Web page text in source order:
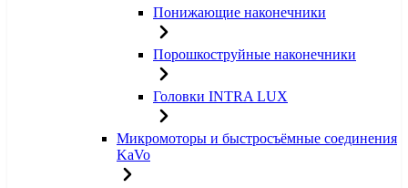
Понижающие наконечники
Порошкоструйные наконечники
Головки INTRA LUX
Микромоторы и быстросъёмные соединения
KaVo